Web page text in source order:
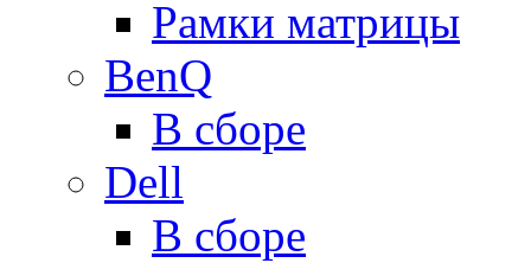
Рамки матрицы
BenQ
В сборе
Dell
В сборе